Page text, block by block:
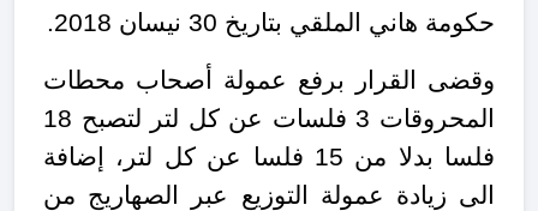
حكومة هاني الملقي بتاريخ 30 نيسان 2018.
وقضى القرار برفع عمولة أصحاب محطات
المحروقات 3 فلسات عن كل لتر لتصبح 18
فلسا بدلا من 15 فلسا عن كل لتر، إضافة
الى زيادة عمولة التوزيع عبر الصهاريج من